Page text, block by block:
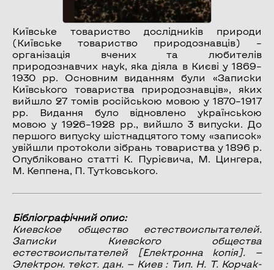
Київське товариство дослідників природи
(Київське товариство природознавців) –
організація вчених та любителів
природознавчих наук, яка діяла в Києві у 1869–
1930 рр. Основним виданням були «Записки
Київського товариства природознавців», яких
вийшло 27 томів російською мовою у 1870–1917
рр. Видання було відновлено українською
мовою у 1926–1928 рр., вийшло 3 випуски. До
першого випуску шістнадцятого тому «записок»
увійшли протоколи зібрань товариства у 1896 р.
Опубліковано статті К. Пурієвича, М. Цингера,
М. Кеппена, П. Тутковського.
Бібліографічний опис:
Киевское общество естествоиспытателей.
Записки Киевского общества
естествоиспытателей [Електронна копія]. —
Электрон. текст. дан. — Киев : Тип. Н. Т. Корчак-